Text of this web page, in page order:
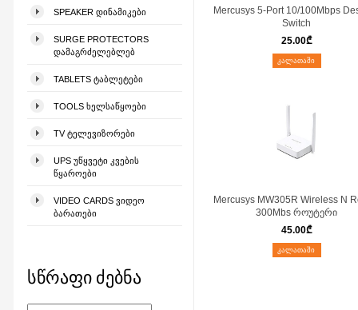
SPEAKER ᲓᲘᲜᲐᲛᲘᲙᲔᲑᲘ
SURGE PROTECTORS
ᲓᲐᲛᲐᲒᲠᲫᲔᲚᲔᲑᲚᲔᲑ
TABLETS ᲢᲐᲑᲚᲔᲢᲔᲑᲘ
TOOLS ᲮᲔᲚᲡᲐᲬᲧᲝᲔᲑᲘ
TV ᲢᲔᲚᲔᲕᲘᲖᲝᲠᲔᲑᲘ
UPS ᲣᲬᲧᲕᲔᲢᲘ ᲙᲕᲔᲑᲘᲡ
ᲬᲧᲐᲠᲝᲔᲑᲘ
VIDEO CARDS ᲕᲘᲓᲔᲝ
ᲑᲐᲠᲐᲗᲔᲑᲘ
სწრაფი ძებნა
Mercusys 5-Port 10/100Mbps
Switch
25.00₾
ᲙᲐᲚᲐᲗᲐᲨᲘ
Mercusys MW305R Wireless N
300Mbs როუტერი
45.00₾
ᲙᲐᲚᲐᲗᲐᲨᲘ